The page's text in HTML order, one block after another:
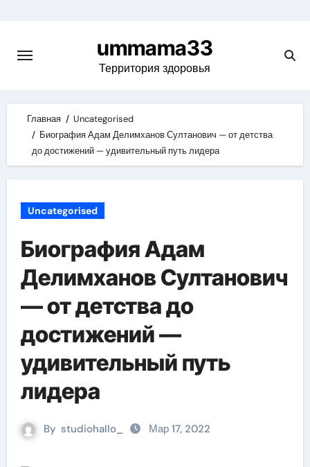
content
ummama33
Территория здоровья
Главная
Uncategorised
Биография Адам Делимханов Султанович — от детства
до достижений — удивительный путь лидера
Uncategorised
Биография Адам
Делимханов Султанович
— от детства до
достижений —
удивительный путь
лидера
By studiohallo_ Мар 17, 2022